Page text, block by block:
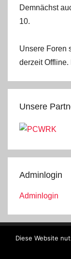
Demnächst
10.
Unsere Foren
derzeit Offline.
Unsere
Adminlogin
Adminlogin
Diese Website